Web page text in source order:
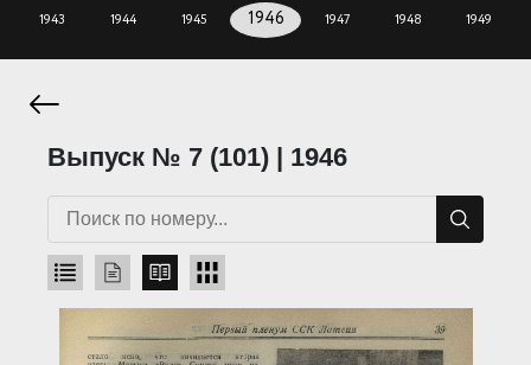
1943 1944 1945 1946 1947 1948 1949
Выпуск № 7 (101) | 1946